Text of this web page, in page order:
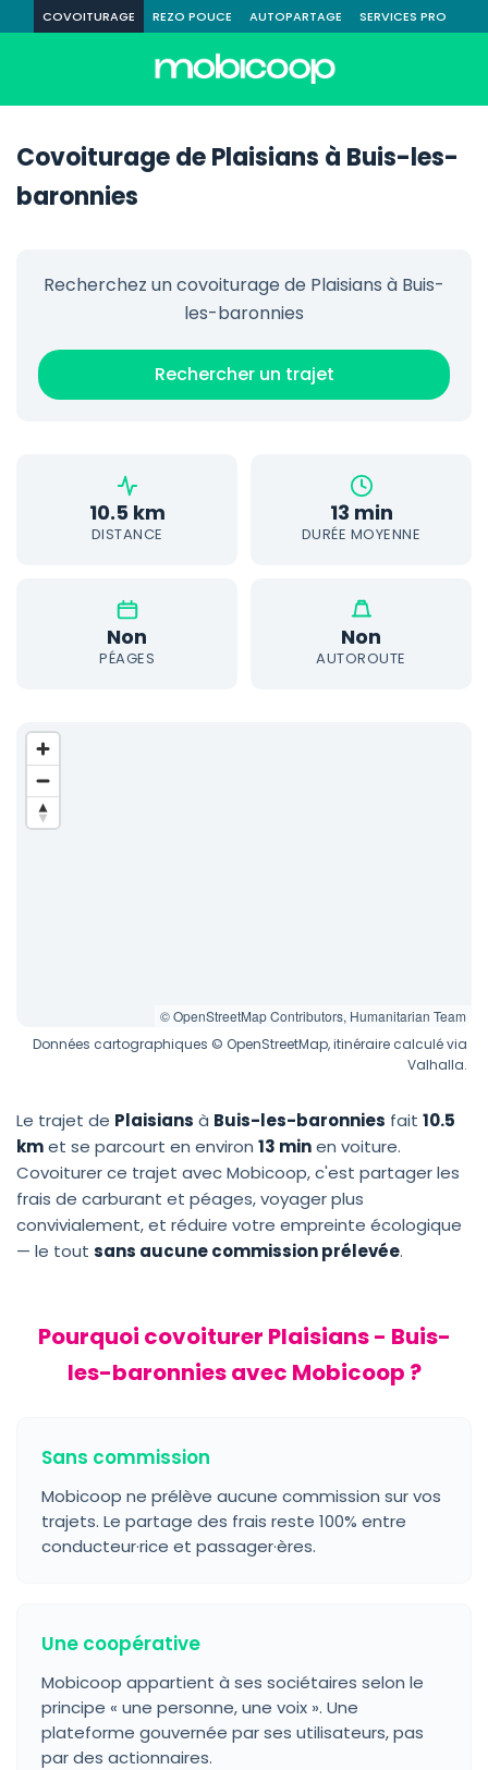
COVOITURAGE REZO POUCE AUTOPARTAGE SERVICES PRO
Covoiturage de Plaisians à Buis-les-
baronnies
Recherchez un covoiturage de Plaisians à Buis-
les-baronnies
Rechercher un trajet
10.5 km
DISTANCE
13 min
DURÉE MOYENNE
Non
PÉAGES
Non
AUTOROUTE
© OpenStreetMap Contributors, Humanitarian Team
Données cartographiques © OpenStreetMap, itinéraire calculé via
Valhalla.
Le trajet de Plaisians à Buis-les-baronnies fait 10.5
kmet se parcourt en environ 13 minen voiture.
Covoiturer ce trajet avec Mobicoop, c'est partager les
frais de carburant et péages, voyager plus
convivialement, et réduire votre empreinte écologique
— le tout sans aucune commission prélevée.
Pourquoi covoiturer Plaisians - Buis-
les-baronnies avec Mobicoop ?
Sans commission
Mobicoop ne prélève aucune commission sur vos
trajets. Le partage des frais reste 100% entre
conducteur·rice et passager·ères.
Une coopérative
Mobicoop appartient à ses sociétaires selon le
principe « une personne, une voix ». Une
plateforme gouvernée par ses utilisateurs, pas
par des actionnaires.